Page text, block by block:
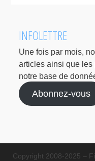
INFOLETTRE
Une fois par mois,
articles ainsi que les
notre base de
Abonnez-vous
Copyright 2008-2025 –